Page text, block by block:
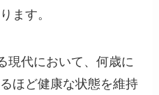
ます。
現代において、何歳に
ほど健康な状態を維持